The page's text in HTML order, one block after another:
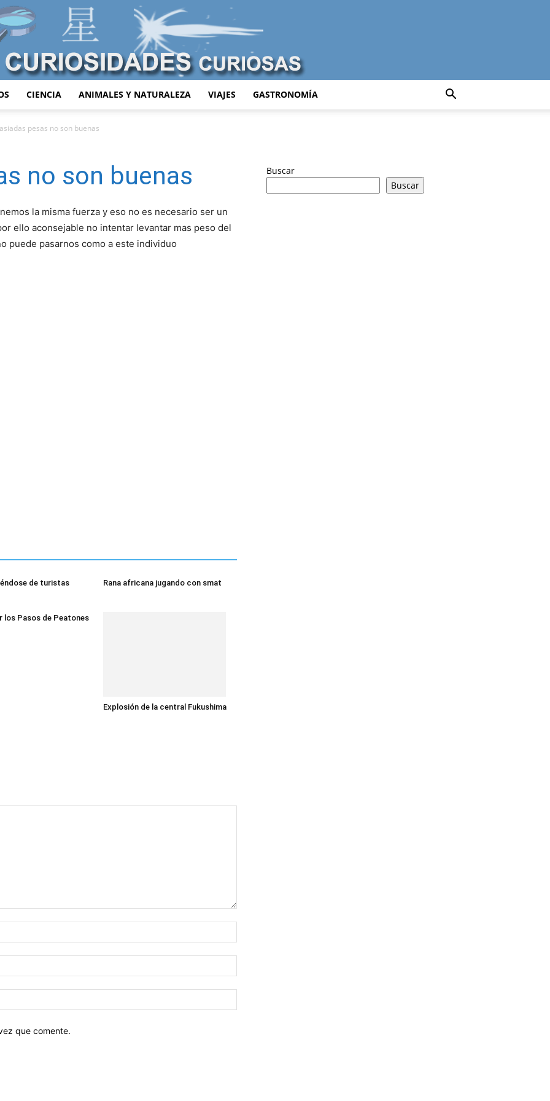
CIENCIA ANIMALES Y NATURALEZA VIAJES GASTRONOMÍA
pesas no son buenas
no son buenas
la misma fuerza y eso no es necesario ser un
ello aconsejable no intentar levantar mas peso del
puede pasarnos como a este individuo
de turistas Rana africana jugando con smat
los Pasos de Peatones
Explosión de la central Fukushima
que comente.
Buscar
Buscar